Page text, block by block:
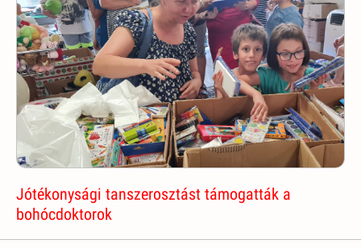
Jótékonysági tanszerosztást támogatták a
bohócdoktorok